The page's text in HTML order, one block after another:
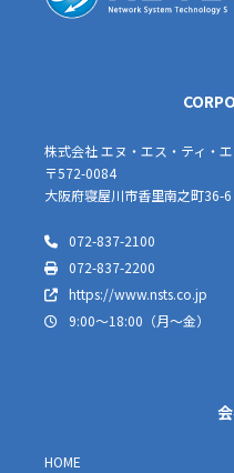
株式会社 エヌ・エス・ティ・エ
〒572-0084
大阪府寝屋川市香里南之町36-6
072-837-2100
072-837-2200
https://www.nsts.co.jp
9:00～18:00（月～金）
HOME